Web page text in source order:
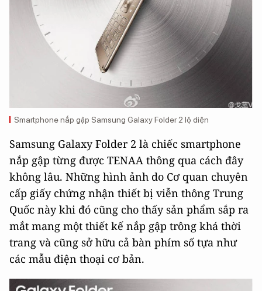
Smartphone nắp gập Samsung Galaxy Folder 2 lộ diện
Samsung Galaxy Folder 2 là chiếc smartphone
nắp gập từng được TENAA thông qua cách đây
không lâu. Những hình ảnh do Cơ quan chuyên
cấp giấy chứng nhận thiết bị viễn thông Trung
Quốc này khi đó cũng cho thấy sản phẩm sắp ra
mắt mang một thiết kế nắp gập trông khá thời
trang và cũng sở hữu cả bàn phím số tựa như
các mẫu điện thoại cơ bản.